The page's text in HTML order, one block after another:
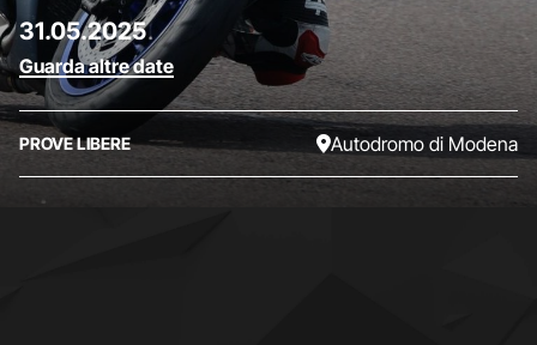
31.05.2025
Guarda altre date
PROVE LIBERE Autodromo di Modena